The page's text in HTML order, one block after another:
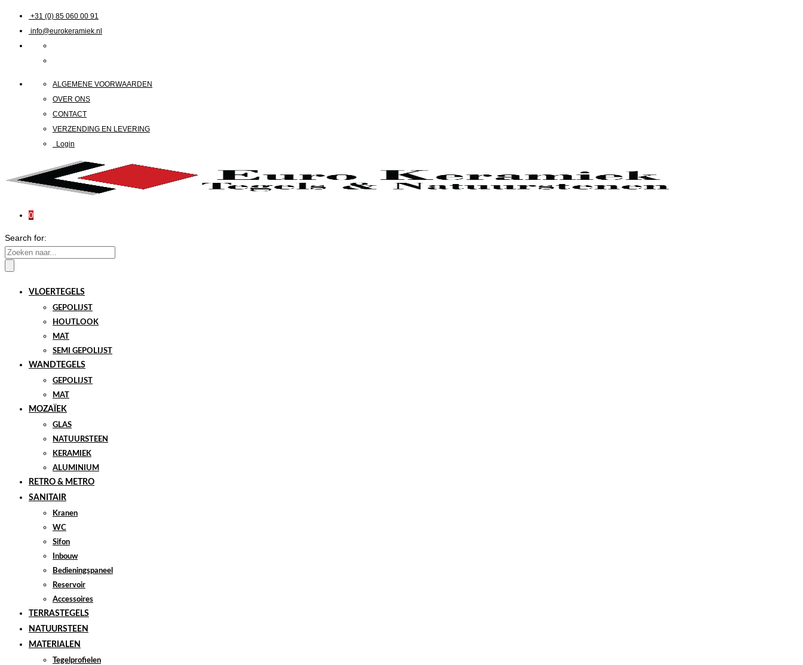
+31 (0) 85 060 00 91
info@eurokeramiek.nl
ALGEMENE VOORWAARDEN
OVER ONS
CONTACT
VERZENDING EN LEVERING
Login
0
Search for:
VLOERTEGELS
GEPOLIJST
HOUTLOOK
MAT
SEMI GEPOLIJST
WANDTEGELS
GEPOLIJST
MAT
MOZAÏEK
GLAS
NATUURSTEEN
KERAMIEK
ALUMINIUM
RETRO & METRO
SANITAIR
Kranen
WC
Sifon
Inbouw
Bedieningspaneel
Reservoir
Accessoires
TERRASTEGELS
NATUURSTEEN
MATERIALEN
Tegelprofielen